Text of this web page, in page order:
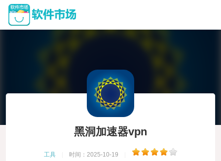
黑洞加速器vpn
工具 时间：2025-10-19